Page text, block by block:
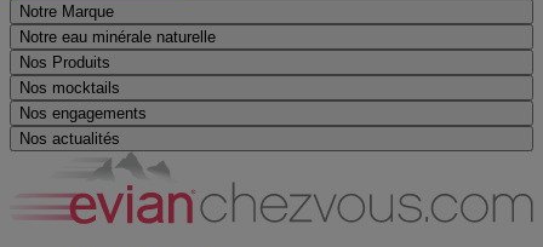
Notre Marque
Notre eau minérale naturelle
Nos Produits
Nos mocktails
Nos engagements
Nos actualités